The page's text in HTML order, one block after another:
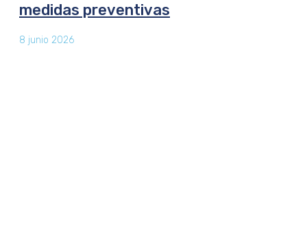
medidas preventivas
8 junio 2026